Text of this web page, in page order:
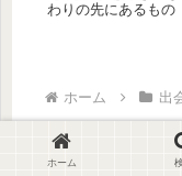
わりの先にあるもの
ホーム 出
ホーム